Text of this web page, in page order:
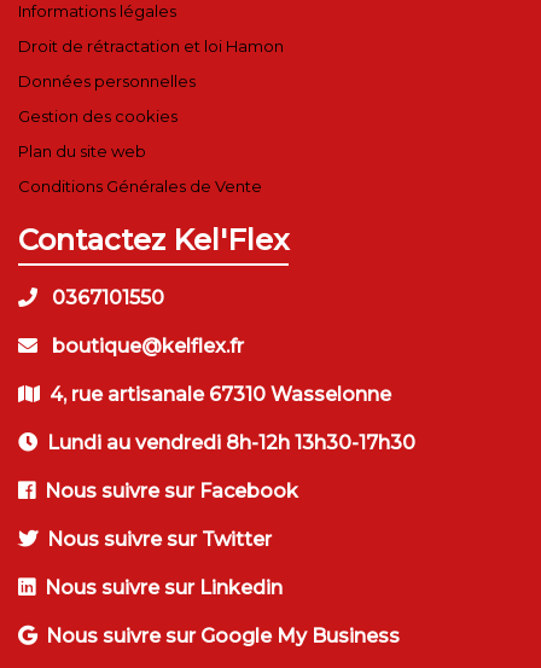
Informations légales
Droit de rétractation et loi Hamon
Données personnelles
Gestion des cookies
Plan du site web
Conditions Générales de Vente
Contactez Kel'Flex
0367101550
boutique@kelflex.fr
4, rue artisanale 67310 Wasselonne
Lundi au vendredi 8h-12h 13h30-17h30
Nous suivre sur Facebook
Nous suivre sur Twitter
Nous suivre sur Linkedin
Nous suivre sur Google My Business